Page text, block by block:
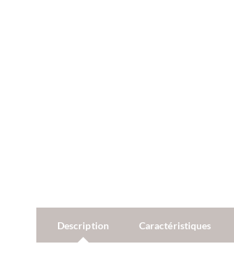
Description Caractéristiques